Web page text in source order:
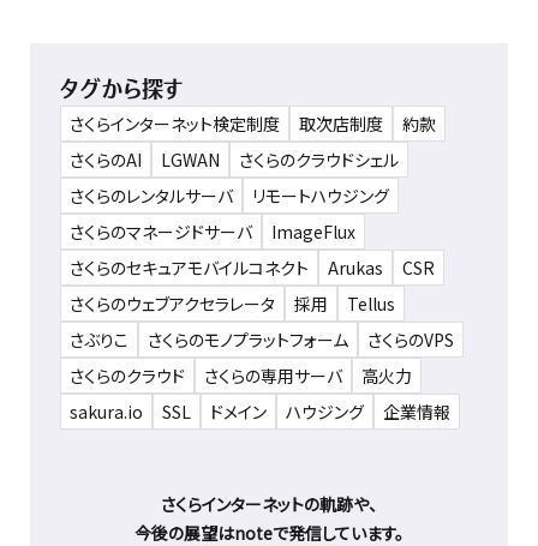
タグから探す
さくらインターネット検定制度 取次店制度
約款
さくらのAI
LGWAN
さくらのクラウドシェル
さくらのレンタルサーバ
リモートハウジング
さくらのマネージドサーバ
ImageFlux
さくらのセキュアモバイルコネクト
Arukas
CSR
さくらのウェブアクセラレータ
採用
Tellus
さぶりこ
さくらのモノプラットフォーム
さくらのVPS
さくらのクラウド
さくらの専用サーバ
高火力
sakura.io
SSL ドメイン ハウジング 企業情報
さくらインターネットの軌跡や、
今後の展望はnoteで発信しています。